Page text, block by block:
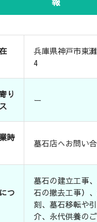
兵庫県神戸市東
4
り
ー
時
墓石店へお問い
つ
墓石の建立工事
石の撤去工事）
刻、墓石移転や
介、永代供養のご